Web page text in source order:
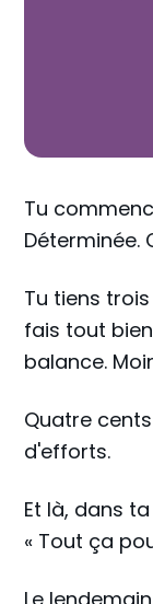
Tu
Déterminée.
Tu tiens
fais tout
balance.
Quatre
d'efforts.
Et là, dans
« Tout ça